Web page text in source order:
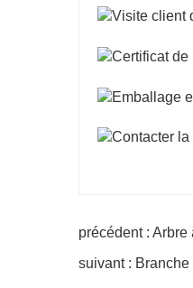
précédent :
suivant : Branche